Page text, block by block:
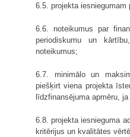
6.5. projekta iesniegumam
6.6. noteikumus par
periodiskumu un
noteikumus;
6.7. minimālo un
piešķirt viena projekta
līdzfinansējuma apmēru,
6.8. projekta iesnieguma
kritērijus un kvalitātes